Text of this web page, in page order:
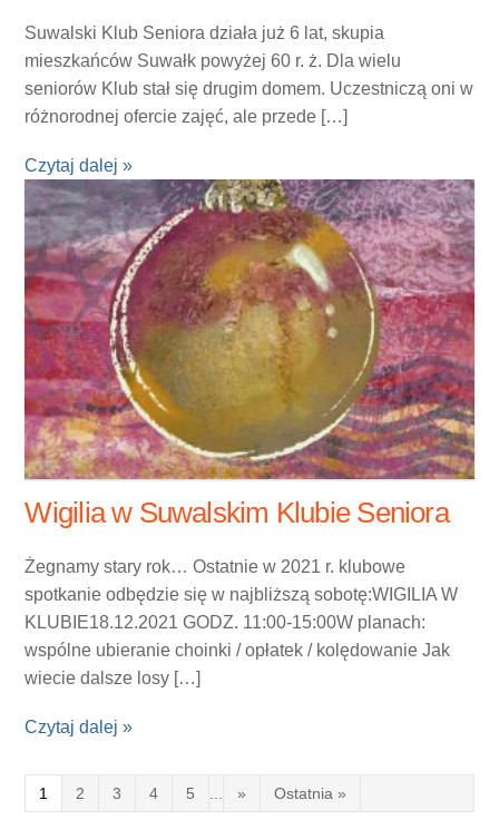
Suwalski Klub Seniora działa już 6 lat, skupia
mieszkańców Suwałk powyżej 60 r. ż. Dla wielu
seniorów Klub stał się drugim domem. Uczestniczą oni w
różnorodnej ofercie zajęć, ale przede […]
Czytaj dalej »
Wigilia w Suwalskim Klubie Seniora
Żegnamy stary rok… Ostatnie w 2021 r. klubowe
spotkanie odbędzie się w najbliższą sobotę:WIGILIA W
KLUBIE18.12.2021 GODZ. 11:00-15:00W planach:
wspólne ubieranie choinki / opłatek / kolędowanie Jak
wiecie dalsze losy […]
Czytaj dalej »
1 2 3 4 5 » Ostatnia »